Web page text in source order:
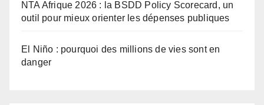
NTA Afrique 2026 : la BSDD Policy Scorecard, un
outil pour mieux orienter les dépenses publiques
El Niño : pourquoi des millions de vies sont en
danger